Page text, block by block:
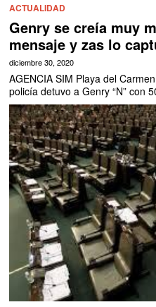
ACTUALIDAD
Genry se creía muy
mensaje y zas lo
diciembre 30, 2020
AGENCIA SIM Playa del
policía detuvo a Genry “N” con